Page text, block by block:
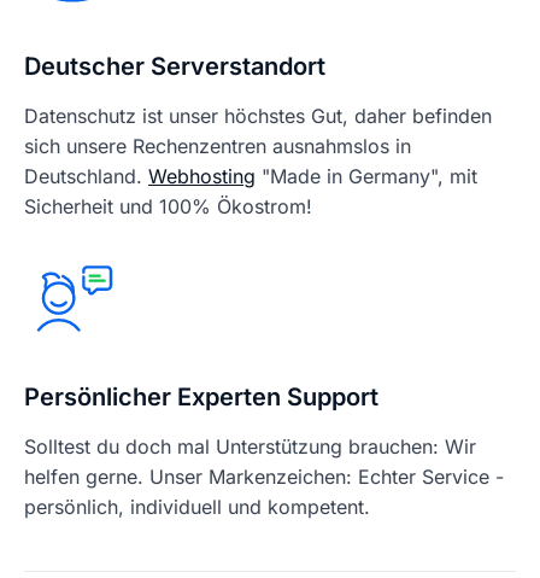
Deutscher Serverstandort
Datenschutz ist unser höchstes Gut, daher befinden
sich unsere Rechenzentren ausnahmslos in
Deutschland. Webhosting "Made in Germany", mit
Sicherheit und 100% Ökostrom!
Persönlicher Experten Support
Solltest du doch mal Unterstützung brauchen: Wir
helfen gerne. Unser Markenzeichen: Echter Service -
persönlich, individuell und kompetent.